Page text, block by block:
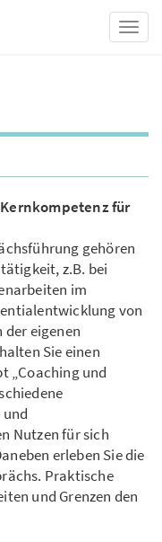
für
gehören
z.B. bei
im
von
der eigenen
Sie einen
„Coaching und
Nutzen für sich
erleben Sie die
Praktische
und Grenzen den